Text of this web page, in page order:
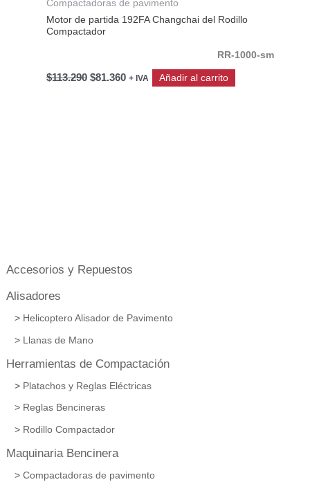
Accesorios y Repuestos
Alisadores
Helicoptero Alisador de Pavimento
Llanas de Mano
Herramientas de Compactación
Platachos y Reglas Eléctricas
Reglas Bencineras
Rodillo Compactador
Maquinaria Bencinera
Compactadoras de pavimento
Compactadoras de pavimento
Motor de partida 192FA Changchai del Rodillo
Compactador
RR-1000-sm
$113.290 $81.360 + IVA Añadir al carrito